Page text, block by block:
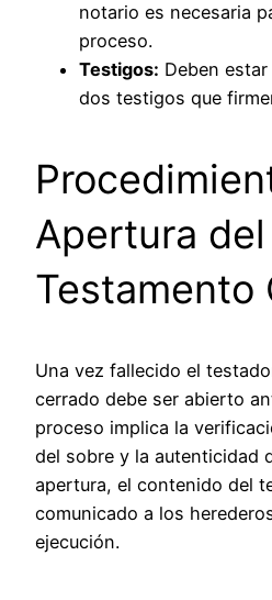
notario es necesaria
proceso.
Testigos: Deben
dos testigos que
Apertura del
Testamento
Una vez fallecido el
cerrado debe ser abierto
proceso implica la
del sobre y la autenticidad
apertura, el contenido del
comunicado a los
ejecución.